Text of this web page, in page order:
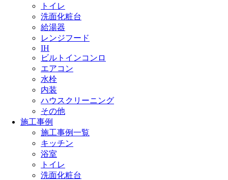
トイレ
洗面化粧台
給湯器
レンジフード
IH
ビルトインコンロ
エアコン
水栓
内装
ハウスクリーニング
その他
施工事例
施工事例一覧
キッチン
浴室
トイレ
洗面化粧台